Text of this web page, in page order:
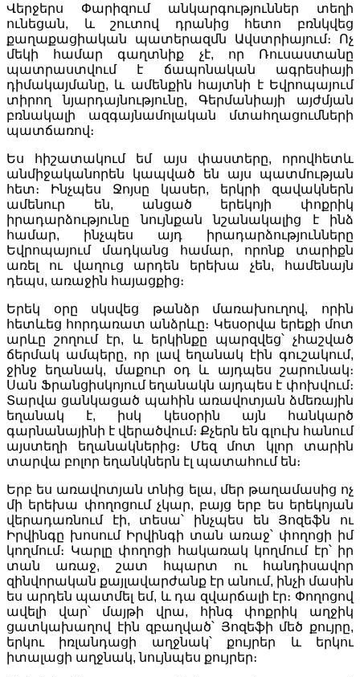
Վերջերս Փարիզում անկարգություններ տեղի
ունեցան, և շուտով դրանից հետո բռնկվեց
քաղաքացիական պատերազմն Ավստրիայում։ Ոչ
մեկի համար գաղտնիք չէ, որ Ռուսաստանը
պատրաստվում է ճապոնական ագրեսիայի
դիմակայմանը, և ամենքին հայտնի է Եվրոպայում
տիրող նյարդայնությունը, Գերմանիայի այժմյան
բռնակալի ազգայնամոլական մտահղացումների
պատճառով։
Ես հիշատակում եմ այս փաստերը, որովհետև
անմիջականորեն կապված են այս պատմության
հետ։ Ինչպես Ջոյսը կասեր, երկրի զավակներն
ամենուր են, անցած երեկոյի փոքրիկ
իրադարձությունը նույնքան նշանակալից է ինձ
համար, ինչպես այդ իրադարձությունները
Եվրոպայում մադկանց համար, որոնք տարիքն
առել ու վաղուց արդեն երեխա չեն, համենայն
դեպս, առաջին հայացքից։
Երեկ օրը սկսվեց թանձր մառախուղով, որին
հետևեց հորդառատ անձրևը։ Կեսօրվա երեքի մոտ
արևը շողում էր, և երկինքը պարզվեց՝ չհաշված
ճերմակ ամպերը, որ լավ եղանակ էին գուշակում,
ջինջ եղանակ, մաքուր օդ և այդպես շարունակ։
Սան Ֆրանցիսկոյում եղանակն այդպես է փոխվում։
Տարվա ցանկացած պահին առավոտյան ձմեռային
եղանակ է, իսկ կեսօրին այն հանկարծ
գարնանայինի է վերածվում։ Քչերն են գլուխ հանում
այստեղի եղանակներից։ Մեզ մոտ կլոր տարին
տարվա բոլոր եղանկներն էլ պատահում են։
Երբ ես առավոտյան տնից ելա, մեր թաղամասից ոչ
մի երեխա փողոցում չկար, բայց երբ ես երեկոյան
վերադառնում էի, տեսա՝ ինչպես են Յոզեֆն ու
Իրվինգը խոսում Իրվինգի տան առաջ՝ փողոցի իմ
կողմում։ Կարլը փողոցի հակառակ կողմում էր՝ իր
տան առաջ, շատ հպարտ ու հանդիսավոր
զինվորական քայլավարժանք էր անում, ինչի մասին
ես արդեն պատմել եմ, և դա զվարճալի էր։ Փողոցով
ավելի վար՝ մայթի վրա, հինգ փոքրիկ աղջիկ
ցատկախաղով էին զբաղված՝ Յոզեֆի մեծ քույրը,
երկու իռլանդացի աղջնակ՝ քույրեր և երկու
իտալացի աղջնակ, նույնպես քույրեր։